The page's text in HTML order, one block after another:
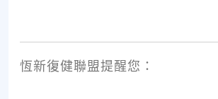
恆新復健聯盟提醒您：